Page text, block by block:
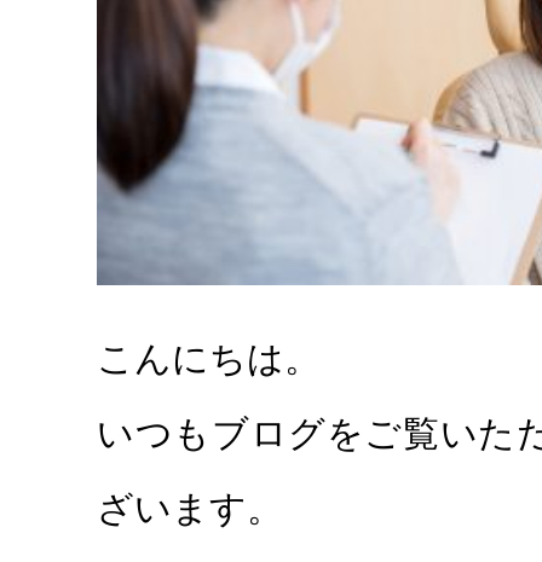
診療メ
むし歯治療 根管治療
こんにちは。
いつもブログをご覧いた
ざいます。